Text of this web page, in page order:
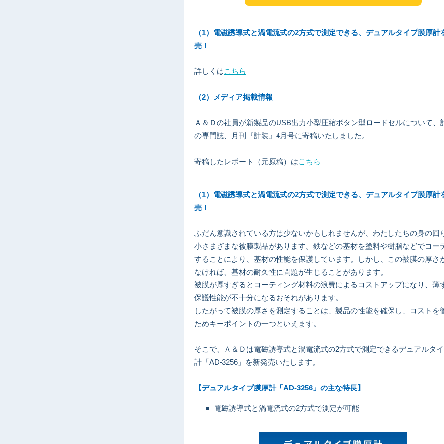
（1）電磁誘導式と渦電流式の2方式で測定できる、デュアルタイプ膜厚計
売！
詳しくはこちら
（2）メディア掲載情報
Ａ＆Ｄの社員が新製品のUSB出力小型圧縮ボタン型ロードセルについて、
の専門誌、月刊『計装』4月号に寄稿いたしました。
寄稿したレポート（元原稿）はこちら
（1）電磁誘導式と渦電流式の2方式で測定できる、デュアルタイプ膜厚計
売！
ふだん意識されている方は少ないかもしれませんが、わたしたちの身の回
小さまざまな被膜製品があります。鉄などの基材を塗料や樹脂などでコー
することにより、基材の性能を保護しています。しかし、この被膜の厚さ
なければ、基材の耐久性に問題が生じることがあります。
被膜が厚すぎるとコーティング材料の浪費によるコストアップになり、薄
保護性能が不十分になるおそれがあります。
したがって被膜の厚さを測定することは、製品の性能を確保し、コストを
ためキーポイントの一つといえます。
そこで、Ａ＆Ｄは電磁誘導式と渦電流式の2方式で測定できるデュアルタ
計「AD-3256」を新発売いたします。
【デュアルタイプ膜厚計「AD-3256」の主な特長】
電磁誘導式と渦電流式の2方式で測定が可能